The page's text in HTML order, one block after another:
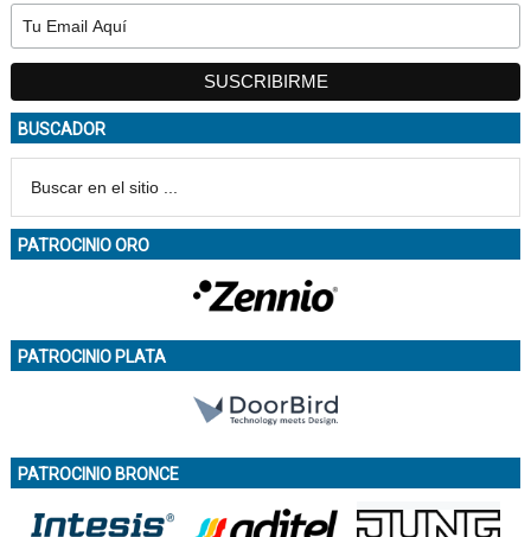
BUSCADOR
PATROCINIO ORO
PATROCINIO PLATA
PATROCINIO BRONCE